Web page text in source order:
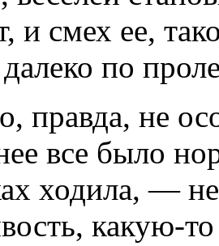
и смех ее,
по
правда, не
все было
ходила, —
какую-